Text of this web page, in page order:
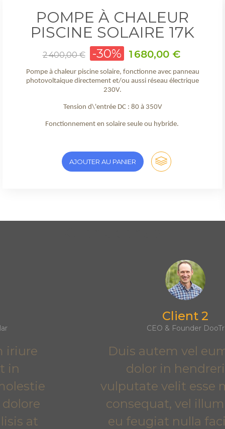
POMPE À CHALEUR
PISCINE SOLAIRE 17K
Prix
de
2 400,00 € -30% Prix
1 680,00 €
Pompe à chaleur piscine solaire, fonctionne avec panneau
photovoltaique directement et/ou aussi réseau électrique
230V.
Tension d\'entrée DC : 80 à 350V
Fonctionnement en solaire seule ou hybride.
AJOUTER AU PANIER
CEO & Founder DooTr
Duis autem vel eum iriure
dolor in hendrerit in
vulputate velit esse molestie
consequat, vel illum dolore
eu feugiat nulla facilisis at